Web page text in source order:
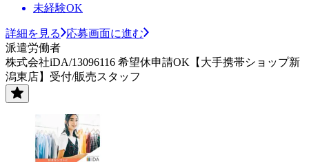
未経験OK
詳細を見る
応募画面に進む
派遣労働者
株式会社iDA/13096116 希望休申請OK【大手携帯ショップ新
潟東店】受付/販売スタッフ